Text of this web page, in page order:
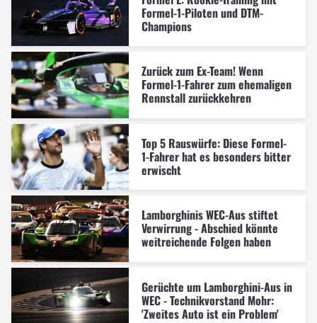
Formel-1-Piloten und DTM-
Champions
Zurück zum Ex-Team! Wenn
Formel-1-Fahrer zum ehemaligen
Rennstall zurückkehren
Top 5 Rauswürfe: Diese Formel-
1-Fahrer hat es besonders bitter
erwischt
Lamborghinis WEC-Aus stiftet
Verwirrung - Abschied könnte
weitreichende Folgen haben
Gerüchte um Lamborghini-Aus in
WEC - Technikvorstand Mohr:
'Zweites Auto ist ein Problem'